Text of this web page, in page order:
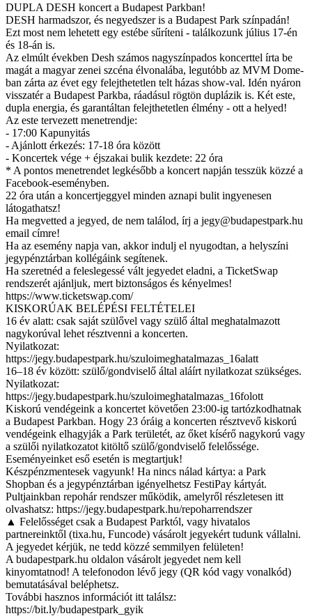
DUPLA DESH koncert a Budapest Parkban!
DESH harmadszor, és negyedszer is a Budapest Park színpadán!
Ezt most nem lehetett egy estébe sűríteni - találkozunk július 17-én
és 18-án is.
Az elmúlt években Desh számos nagyszínpados koncerttel írta be
magát a magyar zenei szcéna élvonalába, legutóbb az MVM Dome-
ban zárta az évet egy felejthetetlen telt házas show-val. Idén nyáron
visszatér a Budapest Parkba, ráadásul rögtön duplázik is. Két este,
dupla energia, és garantáltan felejthetetlen élmény - ott a helyed!
Az este tervezett menetrendje:
- 17:00 Kapunyitás
- Ajánlott érkezés: 17-18 óra között
- Koncertek vége + éjszakai bulik kezdete: 22 óra
* A pontos menetrendet legkésőbb a koncert napján tesszük közzé a
Facebook-eseményben.
22 óra után a koncertjeggyel minden aznapi bulit ingyenesen
látogathatsz!
Ha megvetted a jegyed, de nem találod, írj a jegy@budapestpark.hu
email címre!
Ha az esemény napja van, akkor indulj el nyugodtan, a helyszíni
jegypénztárban kollégáink segítenek.
Ha szeretnéd a feleslegessé vált jegyedet eladni, a TicketSwap
rendszerét ajánljuk, mert biztonságos és kényelmes!
https://www.ticketswap.com/
KISKORÚAK BELÉPÉSI FELTÉTELEI
16 év alatt: csak saját szülővel vagy szülő által meghatalmazott
nagykorúval lehet résztvenni a koncerten.
Nyilatkozat:
https://jegy.budapestpark.hu/szuloimeghatalmazas_16alatt
16–18 év között: szülő/gondviselő által aláírt nyilatkozat szükséges.
Nyilatkozat:
https://jegy.budapestpark.hu/szuloimeghatalmazas_16folott
Kiskorú vendégeink a koncertet követően 23:00-ig tartózkodhatnak
a Budapest Parkban. Hogy 23 óráig a koncerten résztvevő kiskorú
vendégeink elhagyják a Park területét, az őket kísérő nagykorú vagy
a szülői nyilatkozatot kitöltő szülő/gondviselő felelőssége.
Eseményeinket eső esetén is megtartjuk!
Készpénzmentesek vagyunk! Ha nincs nálad kártya: a Park
Shopban és a jegypénztárban igényelhetsz FestiPay kártyát.
Pultjainkban repohár rendszer működik, amelyről részletesen itt
olvashatsz: https://jegy.budapestpark.hu/repoharrendszer
▲ Felelősséget csak a Budapest Parktól, vagy hivatalos
partnereinktől (tixa.hu, Funcode) vásárolt jegyekért tudunk vállalni.
A jegyedet kérjük, ne tedd közzé semmilyen felületen!
A budapestpark.hu oldalon vásárolt jegyedet nem kell
kinyomtatnod! A telefonodon lévő jegy (QR kód vagy vonalkód)
bemutatásával beléphetsz.
További hasznos információt itt találsz:
https://bit.ly/budapestpark_gyik